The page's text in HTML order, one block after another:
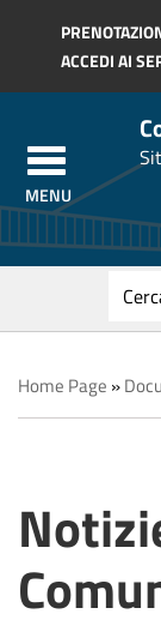
Regione
ACCEDI AI
testo
da
Home Page »